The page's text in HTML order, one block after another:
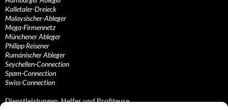
Kalletaler-Dreieck
Malaysischer-Ableger
Mega-Firmennetz
Münchener Ableger
Philipp Reisener
Rumänischer Ableger
Seychellen-Connection
Spam-Connection
Swiss-Connection
Dienstleistungen, Helfer und Profiteure